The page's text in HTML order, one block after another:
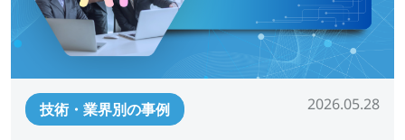
技術・業界別の事例 2026.05.28